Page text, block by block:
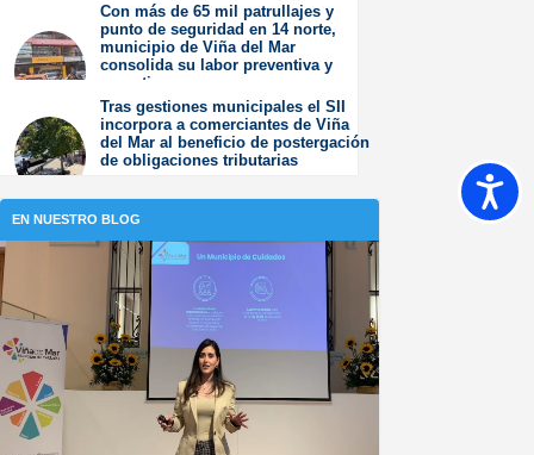
2026
Con más de 65 mil patrullajes y
punto de seguridad en 14 norte,
municipio de Viña del Mar
consolida su labor preventiva y
operativa
Jueves 30 de Julio de
2026
Tras gestiones municipales el SII
incorpora a comerciantes de Viña
del Mar al beneficio de postergación
de obligaciones tributarias
EN NUESTRO BLOG